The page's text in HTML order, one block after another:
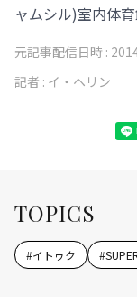
ャムシル)室内体育
元記事配信日時 :
記者 : イ・ヘリン
TOPICS
#イトゥク #